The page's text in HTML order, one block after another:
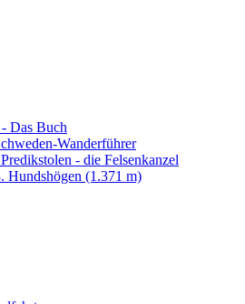
Das Buch
Wanderführer
- die Felsenkanzel
Hundshögen (1.371 m)